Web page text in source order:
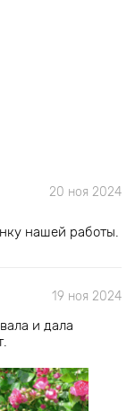
20 ноя 2024
нашей работы.
19 ноя 2024
и дала